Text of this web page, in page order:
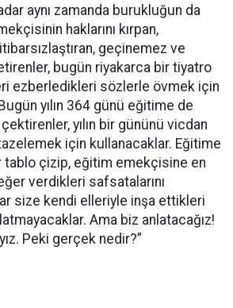
aynı zamanda burukluğun da
haklarını kırpan,
geçinemez ve
bugün riyakarca bir tiyatro
ezberledikleri sözlerle övmek için
yılın 364 günü eğitime de
yılın bir gününü vicdan
için kullanacaklar. Eğitime
tablo çizip, eğitim emekçisine en
verdikleri safsatalarını
size kendi elleriyle inşa ettikleri
Ama biz anlatacağız!
Peki gerçek nedir?”